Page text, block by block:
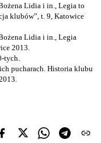
Lidia i in., Legia to
klubów”, t. 9, Katowice
Lidia i in., Legia
2013.
tych.
pucharach. Historia klubu